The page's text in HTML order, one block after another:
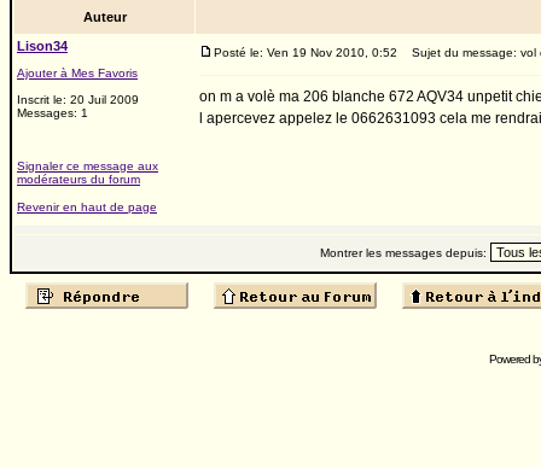
Auteur
Lison34
Ajouter à Mes Favoris
Inscrit le: 20 Juil 2009
Messages: 1
Signaler ce message aux
modérateurs du forum
Posté le: Ven 19 Nov 2010, 0:52 Sujet du message: vol
on m a volè ma 206 blanche 672 AQV34 unpetit
l apercevez appelez le 0662631093 cela me
Revenir en haut de page
Montrer les messages depuis:
Powered